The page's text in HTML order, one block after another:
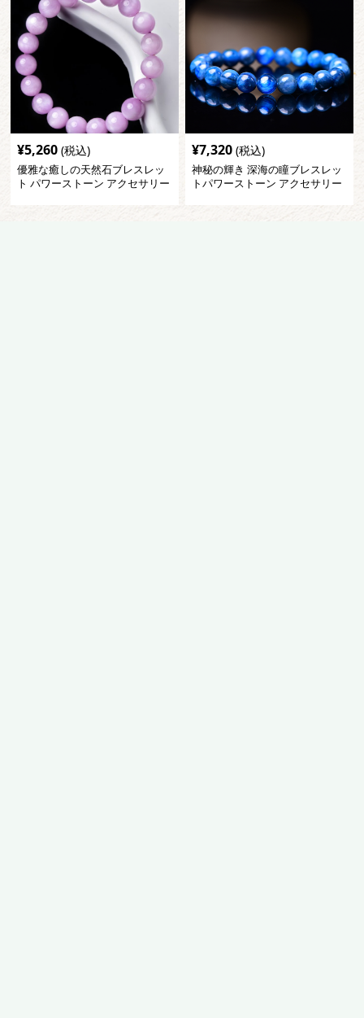
¥5,260 (税込)
優雅な癒しの天然石ブレスレッ
ト パワーストーン アクセサリー
¥7,320 (税込)
神秘の輝き 深海の瞳ブレスレッ
トパワーストーン アクセサリー